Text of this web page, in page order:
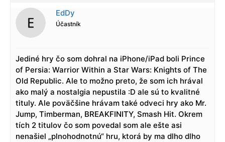
EdDy
Účastník
Jediné hry čo som dohral na iPhone/iPad boli Prince
of Persia: Warrior Within a Star Wars: Knights of The
Old Republic. Ale to možno preto, že som ich hrával
ako malý a nostalgia nepustila :D ale sú to kvalitné
tituly. Ale poväčšine hrávam také odveci hry ako Mr.
Jump, Timberman, BREAKFINITY, Smash Hit. Okrem
tích 2 titulov čo som povedal som ale ešte asi
nenašiel „plnohodnotnú“ hru, ktorá by ma dlho dlho